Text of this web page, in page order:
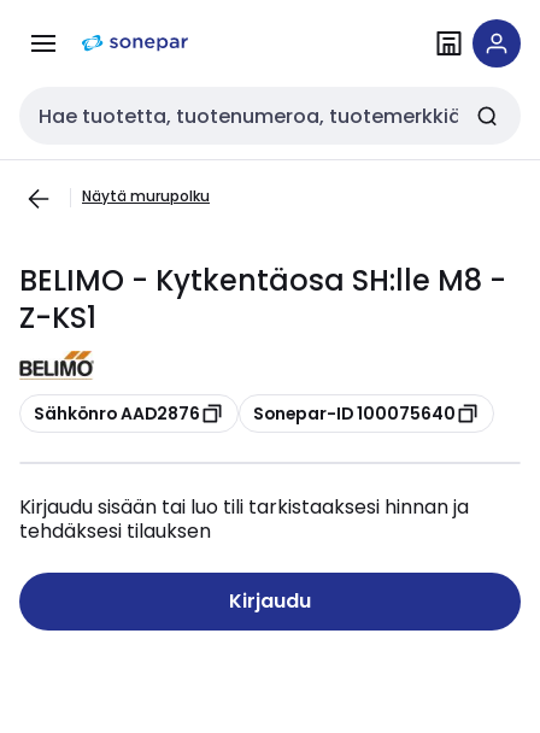
navigointiinsisältöön
Haku
Näytä murupolku
BELIMO - Kytkentäosa SH:lle M8 -
Z-KS1
Kopioi
Sähkönro AAD2876 Kopioi
Sonepar-ID 100075640
Kirjaudu sisään tai luo tili tarkistaaksesi hinnan ja
tehdäksesi tilauksen
Kirjaudu